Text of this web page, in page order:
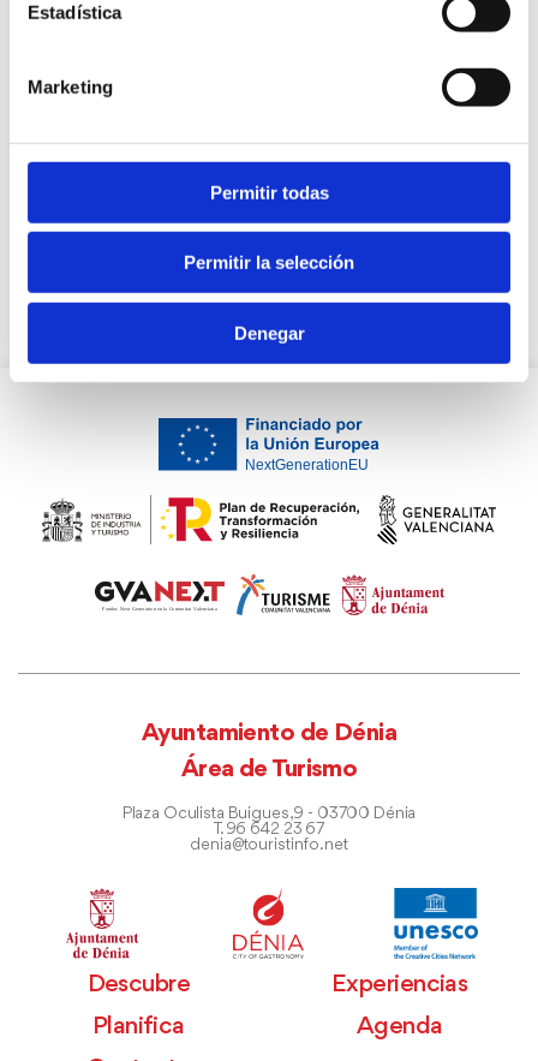
Estadística
Marketing
Permitir todas
Permitir la selección
Denegar
OK Aventuras
Ayuntamiento de Dénia
Área de Turismo
Plaza Oculista Buigues, 9 - 03700 Dénia
T. 96 642 23 67
denia@touristinfo.net
Descubre
Experiencias
Planifica
Agenda